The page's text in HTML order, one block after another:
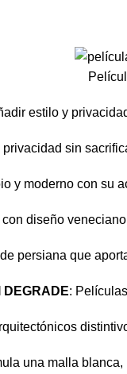
estilo y
sin
y moderno con su
diseño
persiana que
DEGRADE:
una malla